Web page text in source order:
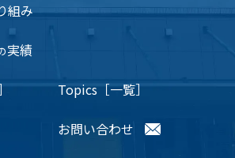
組み
実績
Topics［一覧］
お問い合わせ